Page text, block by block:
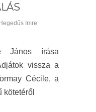
Hegedűs Imre
János írása
vissza a
Cécile, a
kötetéről